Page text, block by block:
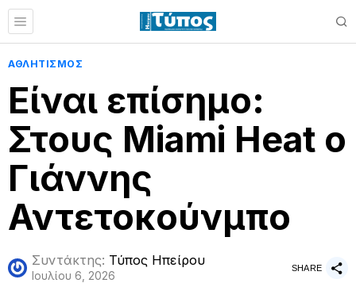
ΑΘΛΗΤΙΣΜΟΣ
Είναι επίσημο:
Στους Miami Heat ο
Γιάννης
Αντετοκούνμπο
Συντάκτης: Τύπος Ηπείρου
Ιουλίου 6, 2026
SHARE